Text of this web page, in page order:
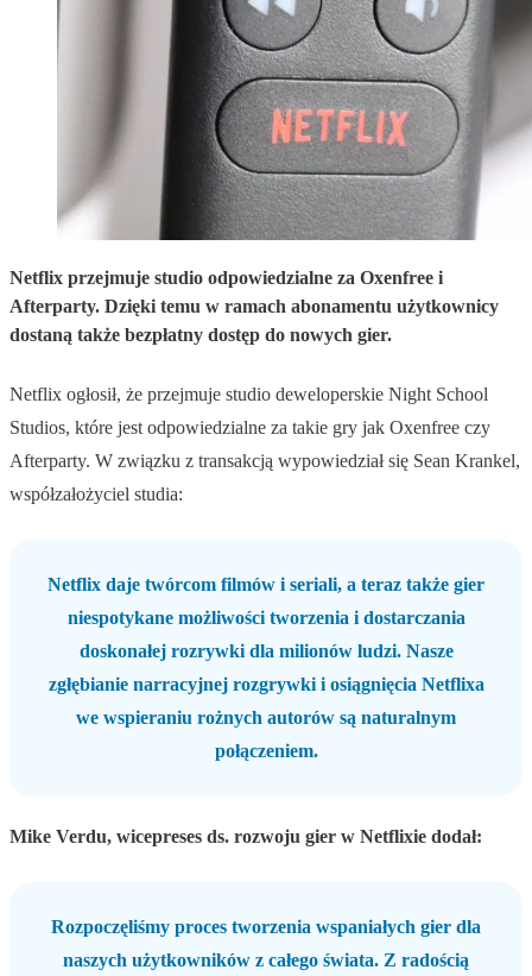
Netflix przejmuje studio odpowiedzialne za Oxenfree i
Afterparty. Dzięki temu w ramach abonamentu użytkownicy
dostaną także bezpłatny dostęp do nowych gier.
Netflix ogłosił, że przejmuje studio deweloperskie Night School
Studios, które jest odpowiedzialne za takie gry jak Oxenfree czy
Afterparty. W związku z transakcją wypowiedział się Sean Krankel,
współzałożyciel studia:
Netflix daje twórcom filmów i seriali, a teraz także gier
niespotykane możliwości tworzenia i dostarczania
doskonałej rozrywki dla milionów ludzi. Nasze
zgłębianie narracyjnej rozgrywki i osiągnięcia Netflixa
we wspieraniu rożnych autorów są naturalnym
połączeniem.
Mike Verdu, wicepreses ds. rozwoju gier w Netflixie dodał:
Rozpoczęliśmy proces tworzenia wspaniałych gier dla
naszych użytkowników z całego świata. Z radością